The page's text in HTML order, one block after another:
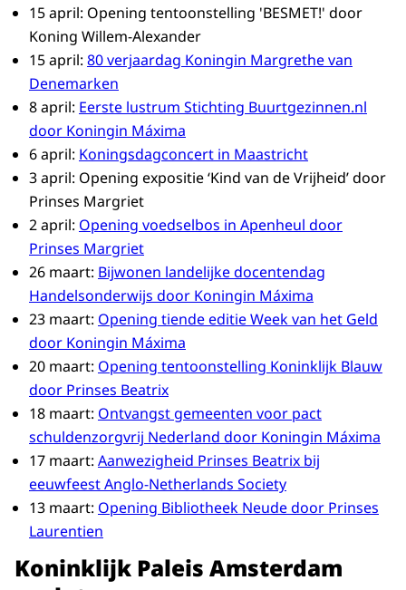
15 april: Opening tentoonstelling 'BESMET!' door
Koning Willem-Alexander
15 april: 80 verjaardag Koningin Margrethe van
Denemarken
8 april: Eerste lustrum Stichting Buurtgezinnen.nl
door Koningin Máxima
6 april: Koningsdagconcert in Maastricht
3 april: Opening expositie ‘Kind van de Vrijheid’ door
Prinses Margriet
2 april: Opening voedselbos in Apenheul door
Prinses Margriet
26 maart: Bijwonen landelijke docentendag
Handelsonderwijs door Koningin Máxima
23 maart: Opening tiende editie Week van het Geld
door Koningin Máxima
20 maart: Opening tentoonstelling Koninklijk Blauw
door Prinses Beatrix
18 maart: Ontvangst gemeenten voor pact
schuldenzorgvrij Nederland door Koningin Máxima
17 maart: Aanwezigheid Prinses Beatrix bij
eeuwfeest Anglo-Netherlands Society
13 maart: Opening Bibliotheek Neude door Prinses
Laurentien
Koninklijk Paleis Amsterdam